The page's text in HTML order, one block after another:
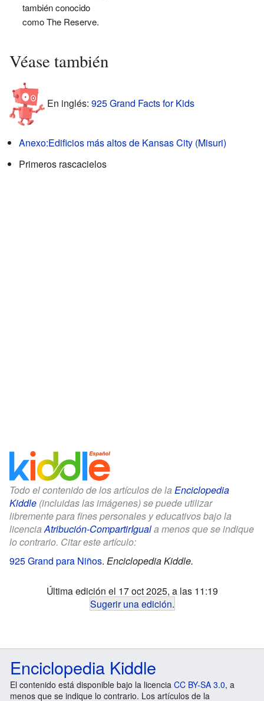
también conocido
como The Reserve.
Véase también
En inglés: 925 Grand Facts for Kids
Anexo:Edificios más altos de Kansas City (Misuri)
Primeros rascacielos
Todo el contenido de los artículos de la Enciclopedia
Kiddle (incluidas las imágenes) se puede utilizar
libremente para fines personales y educativos bajo la
licenciaAtribución-CompartirIguala menos que se indique
lo contrario. Citar este artículo:
925 Grand para Niños. Enciclopedia Kiddle.
Última edición el 17 oct 2025, a las 11:19
Sugerir una edición.
Enciclopedia Kiddle
El contenido está disponible bajo la licencia CC BY-SA 3.0, a
menos que se indique lo contrario. Los artículos de la